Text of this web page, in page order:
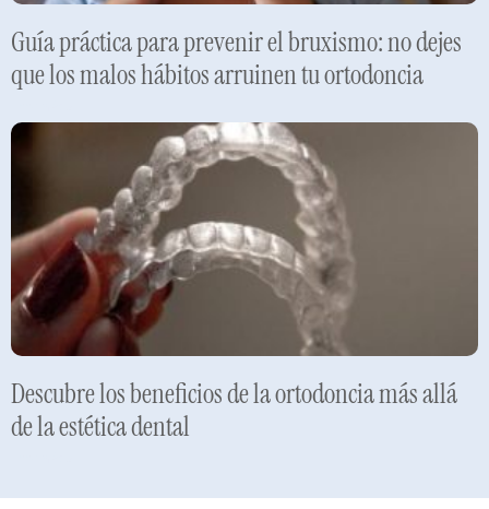
Guía práctica para prevenir el bruxismo: no dejes
que los malos hábitos arruinen tu ortodoncia
Descubre los beneficios de la ortodoncia más allá
de la estética dental